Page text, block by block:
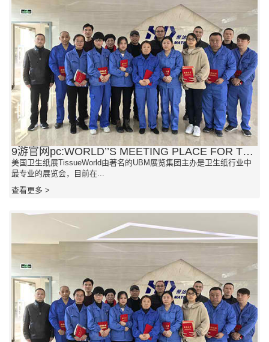
9游官网pc:WORLD’’S MEETING PLACE FOR THE TISSUBUSINESS F PRODUCERCONVERTDISTRIBUTOAND SUPPLIOF SOFT HYGIENIC UEAP
美国卫生纸展TissueWorld由著名的UBM展览集团主办是卫生纸行业中
最专业的展览会，目前在...
查看更多 >